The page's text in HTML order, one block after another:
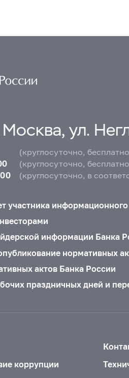
ул.
(круглосуточно,
(круглосуточно,
(круглосуточно, в
участника
информации Банка
нормативных
актов Банка России
праздничных дней и
коррупции